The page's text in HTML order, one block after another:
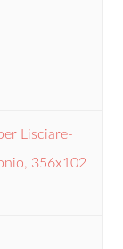
Lisciare-
356x102